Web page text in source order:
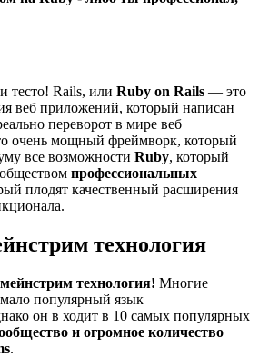
тесто! Rails, или Ruby on Rails — это
веб приложений, который написан
переворот в мире веб
очень мощный фреймворк, который
все возможности Ruby, который
профессиональных
плодят качественный расширения
технология
технология! Многие
популярный язык
он в ходит в 10 самых популярных
и огромное количество
.